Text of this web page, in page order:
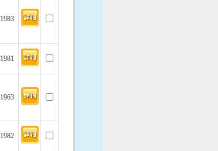
1983
1981
1963
1982